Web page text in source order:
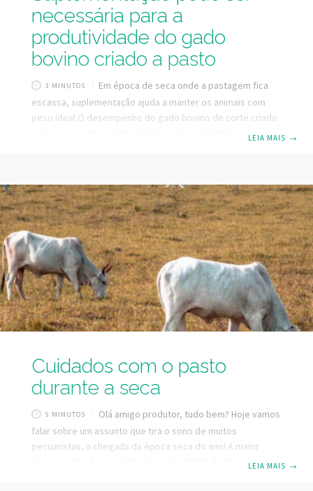
necessária para a
produtividade do gado
bovino criado a pasto
3 MINUTOS
Em época de seca onde a pastagem fica
escassa, suplementação ajuda a manter os animais com
peso ideal O desempenho do gado bovino de corte criado
ou o confinamento durante o período seco podem surtir
efeito. Esse tipo de manejo evita que os animais fiquem
oscilando entre aumento e
LEIA MAIS →
Cuidados com o pasto
durante a seca
5 MINUTOS
Olá amigo produtor, tudo bem? Hoje vamos
falar sobre um assunto que tira o sono de muitos
pecuaristas, a chegada da época seca do ano! A maior
preocupação é em relação à possível falta de alimentosLEIA MAIS →